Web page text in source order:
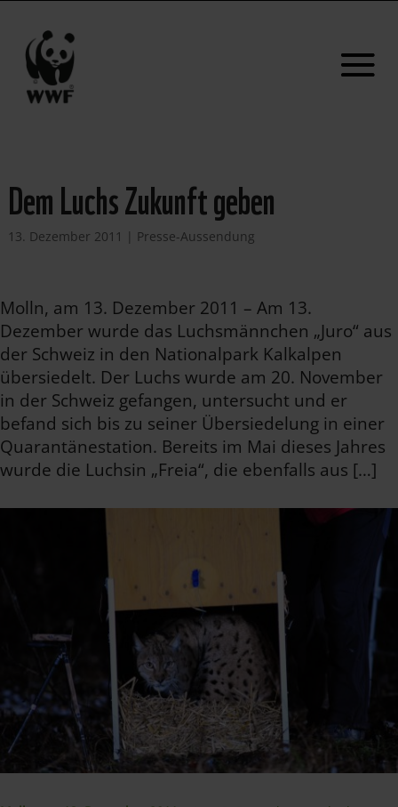
Dem Luchs Zukunft geben
13. Dezember 2011 | Presse-Aussendung
Molln, am 13. Dezember 2011 – Am 13.
Dezember wurde das Luchsmännchen „Juro“ aus
der Schweiz in den Nationalpark Kalkalpen
übersiedelt. Der Luchs wurde am 20. November
in der Schweiz gefangen, untersucht und er
befand sich bis zu seiner Übersiedelung in einer
Quarantänestation. Bereits im Mai dieses Jahres
wurde die Luchsin „Freia“, die ebenfalls aus […]